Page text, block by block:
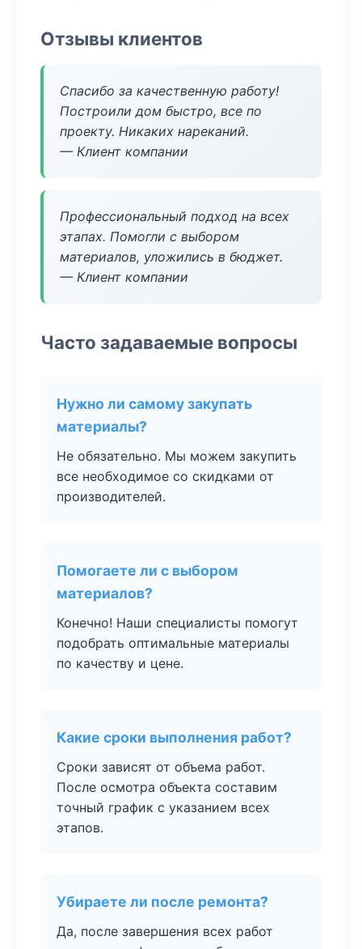
Отзывы клиентов
Спасибо за качественную работу!
Построили дом быстро, все по
проекту. Никаких нареканий.
— Клиент компании
Профессиональный подход на всех
этапах. Помогли с выбором
материалов, уложились в бюджет.
— Клиент компании
Часто задаваемые вопросы
Нужно ли самому закупать
материалы?
Не обязательно. Мы можем закупить
все необходимое со скидками от
производителей.
Помогаете ли с выбором
материалов?
Конечно! Наши специалисты помогут
подобрать оптимальные материалы
по качеству и цене.
Какие сроки выполнения работ?
Сроки зависят от объема работ.
После осмотра объекта составим
точный график с указанием всех
этапов.
Убираете ли после ремонта?
Да, после завершения всех работ